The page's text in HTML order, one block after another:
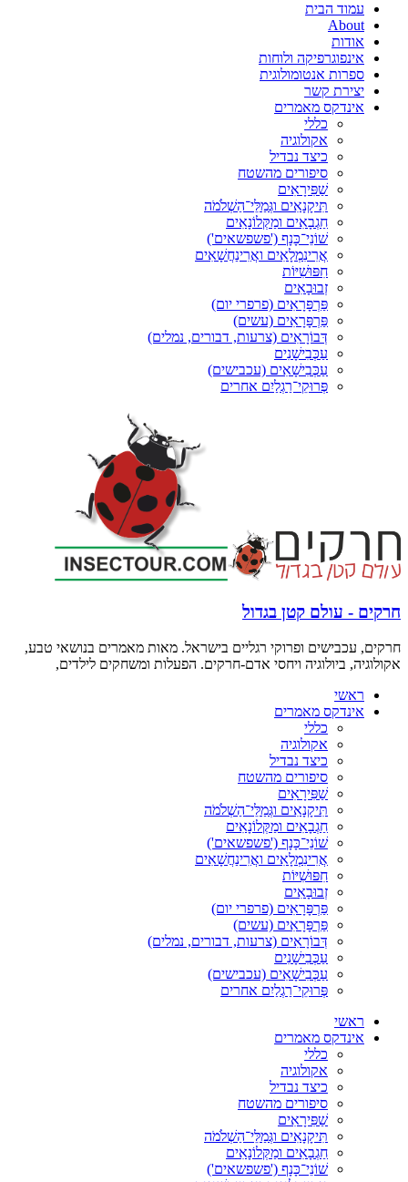
עמוד הבית
About
אודות
אינפוגרפיקה ולוחות
ספרות אנטומולוגית
יצירת קשר
אינדקס מאמרים
כללי
אקולוגיה
כיצד נבדיל
סיפורים מהשטח
שַׁפִּירָאִים
תִּיקָנָאִים וגְּמַלֵּי־הַשְׁלֹמֹה
חַגְבָאִים ומַקְּלוֹנָאִים
שׁוֹנֵי־כָּנָף ('פשפשאים')
אֲרִינִמְלָאִים ואֲרִינַחֲשָׁאִים
חִפּוּשִׁיּוֹת
זְבוּבָאִים
פַּרְפָּרָאִים (פרפרי יום)
פַּרְפָּרָאִים (עשים)
דְּבוֹרָאִים (צרעות, דבורים, נמלים)
עַכְּבִישָׁנִים
עַכְּבִישָׁאִים (עכבישים)
פְּרוּקֵי־רַגְלַיִם אחרים
חרקים - עולם קטן בגדול
חרקים, עכבישים ופרוקי רגליים בישראל. מאות מאמרים בנושאי טבע,
אקולוגיה, ביולוגיה ויחסי אדם-חרקים. הפעלות ומשחקים לילדים,
ראשי
אינדקס מאמרים
כללי
אקולוגיה
כיצד נבדיל
סיפורים מהשטח
שַׁפִּירָאִים
תִּיקָנָאִים וגְּמַלֵּי־הַשְׁלֹמֹה
חַגְבָאִים ומַקְּלוֹנָאִים
שׁוֹנֵי־כָּנָף ('פשפשאים')
אֲרִינִמְלָאִים ואֲרִינַחֲשָׁאִים
חִפּוּשִׁיּוֹת
זְבוּבָאִים
פַּרְפָּרָאִים (פרפרי יום)
פַּרְפָּרָאִים (עשים)
דְּבוֹרָאִים (צרעות, דבורים, נמלים)
עַכְּבִישָׁנִים
עַכְּבִישָׁאִים (עכבישים)
פְּרוּקֵי־רַגְלַיִם אחרים
ראשי
אינדקס מאמרים
כללי
אקולוגיה
כיצד נבדיל
סיפורים מהשטח
שַׁפִּירָאִים
תִּיקָנָאִים וגְּמַלֵּי־הַשְׁלֹמֹה
חַגְבָאִים ומַקְּלוֹנָאִים
שׁוֹנֵי־כָּנָף ('פשפשאים')